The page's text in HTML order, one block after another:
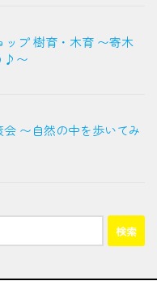
ップ 樹育・木育 〜寄木
♪〜
〜自然の中を歩いてみ